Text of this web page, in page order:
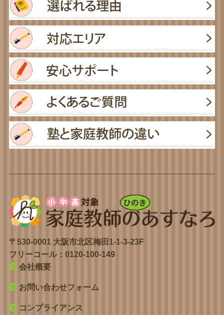
〒530-0001 大阪市北区梅田1-1-3-23F
フリーコール： 0120-100-149
会社概要
お問い合わせフォーム
コンプライアンス